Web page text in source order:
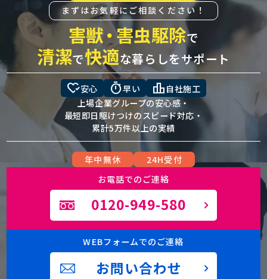
まずはお気軽にご相談ください！
害獣・害虫駆除で
清潔で快適な暮らしをサポート
heart_check安心 timer早い leaderboard 自社施工
上場企業グループの安心感・
最短即日駆けつけのスピード対応・
累計5万件以上の実績
年中無休
24H受付
お電話でのご連絡
0120-949-580
WEBフォームでのご連絡
お問い合わせ